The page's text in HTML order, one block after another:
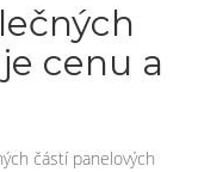
cenu a
částí panelových